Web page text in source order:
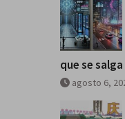
que se
agosto 6,